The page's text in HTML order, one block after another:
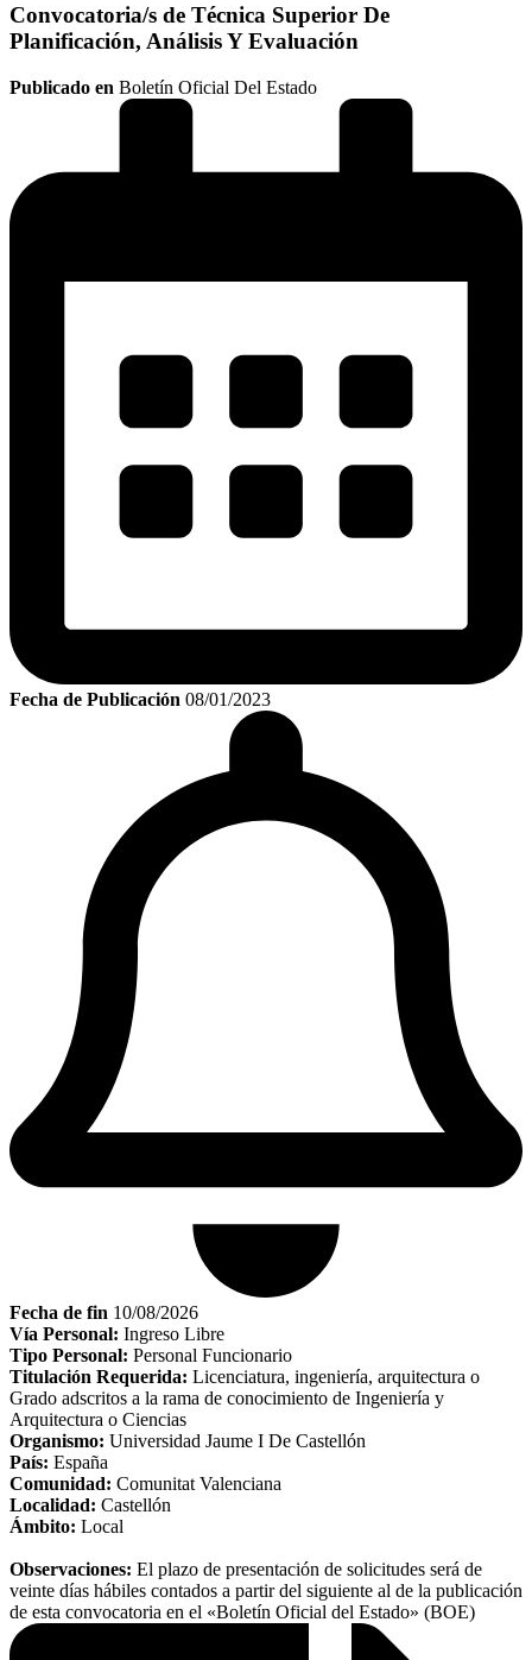
Convocatoria/s de Técnica Superior De
Planificación, Análisis Y Evaluación
Publicado en Boletín Oficial Del Estado
Fecha de Publicación 08/01/2023
Fecha de fin 10/08/2026
Vía Personal: Ingreso Libre
Tipo Personal: Personal Funcionario
Titulación Requerida: Licenciatura, ingeniería, arquitectura o
Grado adscritos a la rama de conocimiento de Ingeniería y
Arquitectura o Ciencias
Organismo: Universidad Jaume I De Castellón
País: España
Comunidad: Comunitat Valenciana
Localidad: Castellón
Ámbito: Local
Observaciones: El plazo de presentación de solicitudes será de
veinte días hábiles contados a partir del siguiente al de la publicación
de esta convocatoria en el «Boletín Oficial del Estado» (BOE)